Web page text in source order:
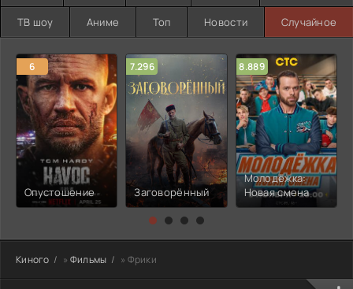
ТВ шоу Аниме Топ Новости Случайное
6
Опустошение
7.296
Заговорённый
8.889
Молодёжка:
Новая смена
Киного » Фильмы » Фрики